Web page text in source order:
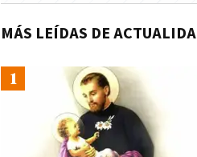
MÁS LEÍDAS DE